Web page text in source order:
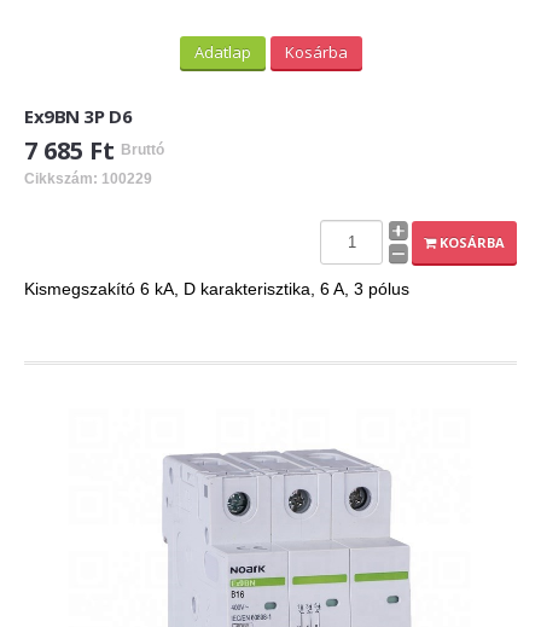
Adatlap Kosárba
Ex9BN 3P D6
7 685 Ft Bruttó
Cikkszám: 100229
KOSÁRBA
Kismegszakító 6 kA, D karakterisztika, 6 A, 3 pólus